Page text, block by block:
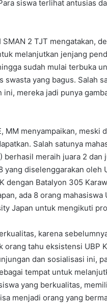
siswa terlihat antusias
2 TJT mengatakan,
melanjutkan jenjang
sudah mulai terbuka
yang bagus. Salah
mereka jadi punya
MM menyampaikan, meski
Salah satunya
berhasil meraih juara 2
diselenggarakan oleh
dengan Batalyon 305
ada 8 orang mahasiswa
Japan untuk mengikuti
karena
tahu eksistensi UBP
dan sosialisasi ini,
tempat untuk
yang berkualitas,
menjadi orang yang